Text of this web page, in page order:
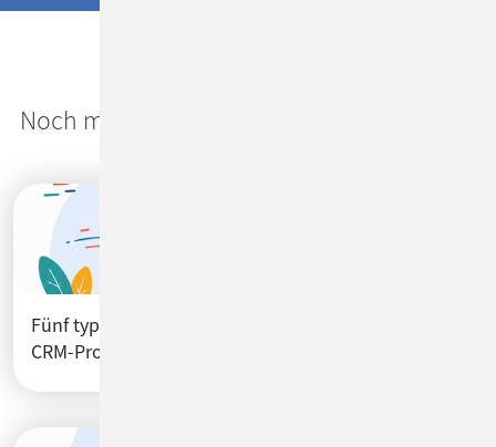
Noch mehr Expertise: Lesen Sie im
Fünf typische Hürden auf dem Weg zu erfolgreichen
CRM-Projekten